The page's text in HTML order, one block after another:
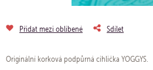
Přidat mezi oblíbené Sdílet
Originální korková podpůrná cihlička YOGGYS.